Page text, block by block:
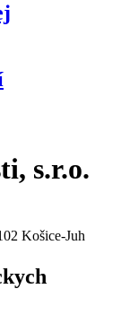
s.r.o.
Košice-Juh